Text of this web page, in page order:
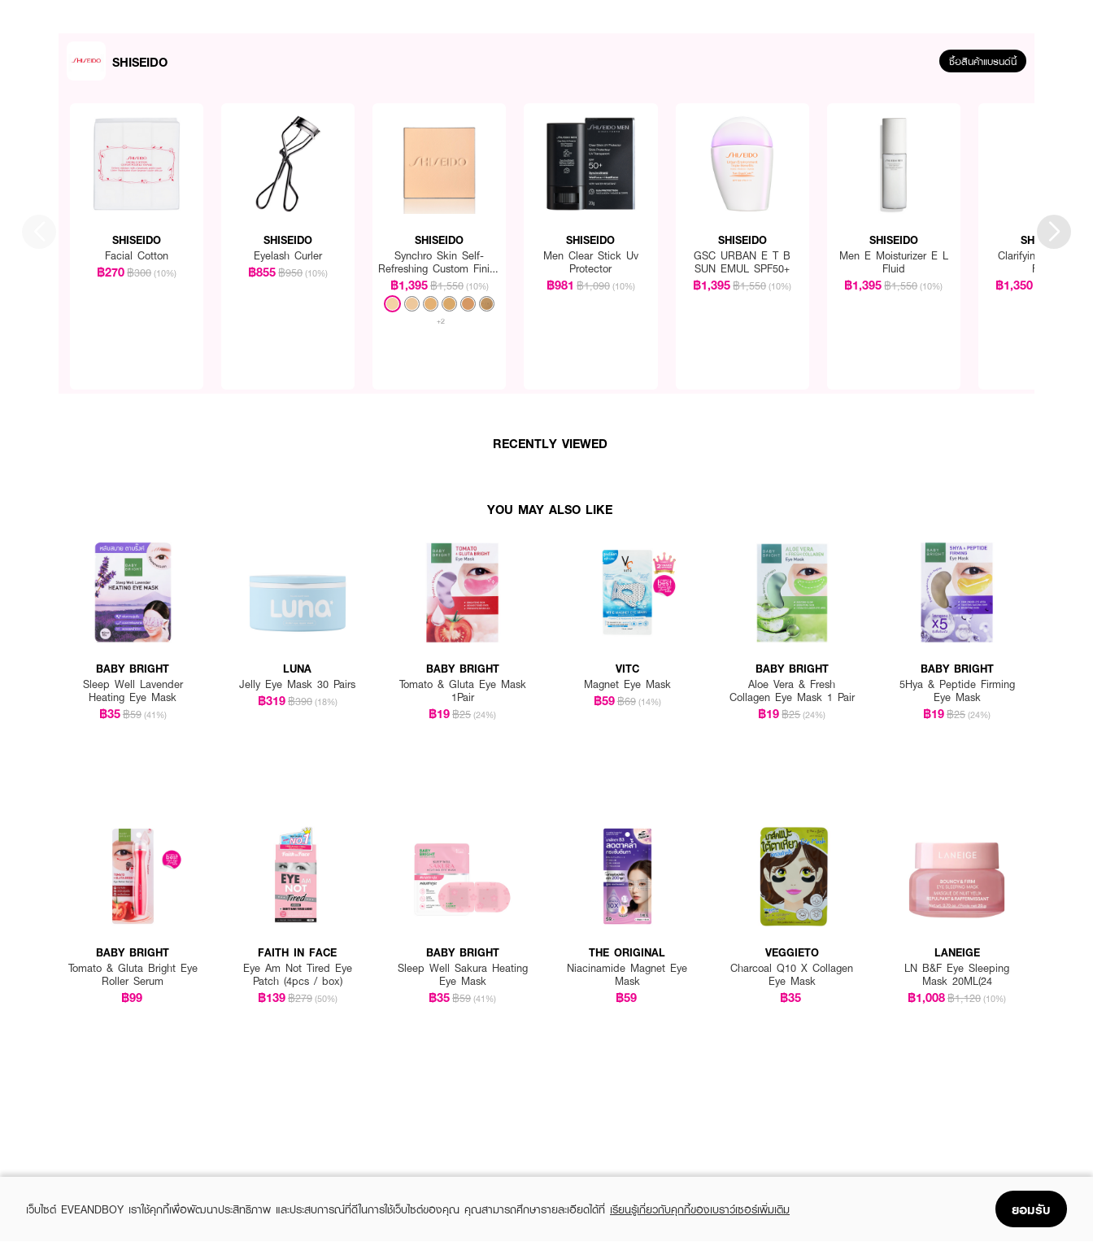
บูสต์ผิวฉ่ำวาวและล็อกความชุ่มชื้นให้ผิวดูสวยสุขภาพดีในทุกวัน 🧸💖 เนื้อบางเบา ซึมไว มั่นใจได้ทุกสภาพผิว
SHISEIDO ซื้อสินค้าแบรนด์นี้
SHISEIDO
Facial Cotton
฿270฿300 (10%)
SHISEIDO
Eyelash Curler
฿855฿950 (10%)
SHISEIDO
Synchro Skin Self-
Refreshing Custom Finish
Powder Foundation
(Refill)
฿1,395฿1,550 (10%)
+2
SHISEIDO
Men Clear Stick Uv
Protector
฿981 ฿1,090 (10%)
SHISEIDO
GSC URBAN E T B
SUN EMUL SPF50+
฿1,395฿1,550 (10%)
SHISEIDO
Men E Moisturizer E L
Fluid
฿1,395฿1,550 (10%)
SHISEIDO
Clarifying Cleansing
Foam
฿1,350
RECENTLY VIEWED
YOU MAY ALSO LIKE
BABY BRIGHT
Sleep Well Lavender
Heating Eye Mask
฿35฿59 (41%)
LUNA
Jelly Eye Mask 30 Pairs
฿319฿390 (18%)
BABY BRIGHT
Tomato & Gluta Eye Mask
1Pair
฿19฿25 (24%)
VITC
Magnet Eye Mask
฿59฿69 (14%)
BABY BRIGHT
Aloe Vera & Fresh
Collagen Eye Mask 1 Pair
฿19฿25 (24%)
BABY BRIGHT
5Hya & Peptide Firming
Eye Mask
฿19฿25 (24%)
BABY BRIGHT
Tomato & Gluta Bright Eye
Roller Serum
฿99
FAITH IN FACE
Eye Am Not Tired Eye
Patch (4pcs / box)
฿139฿279 (50%)
BABY BRIGHT
Sleep Well Sakura Heating
Eye Mask
฿35฿59 (41%)
THE ORIGINAL
Niacinamide Magnet Eye
Mask
฿59
VEGGIETO
Charcoal Q10 X Collagen
Eye Mask
฿35
LANEIGE
LN B&F Eye Sleeping
Mask 20ML(24
฿1,008฿1,120 (10%)
เว็บไซต์ EVEANDBOY เราใช้คุกกี้เพื่อพัฒนาประสิทธิภาพ และประสบการณ์ที่ดีในการใช้เว็บไซต์ของคุณ คุณสามารถศึกษารายละเอียดได้ที่ เรียนรู้เกี่ยวกับคุกกี้ของเบราว์เซอร์เพิ่มเติม ยอมรับ